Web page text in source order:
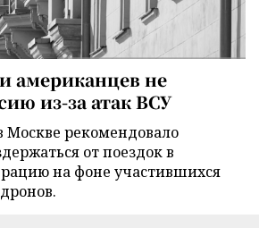
американцев не
из-за атак ВСУ
Москве рекомендовало
от поездок в
на фоне участившихся